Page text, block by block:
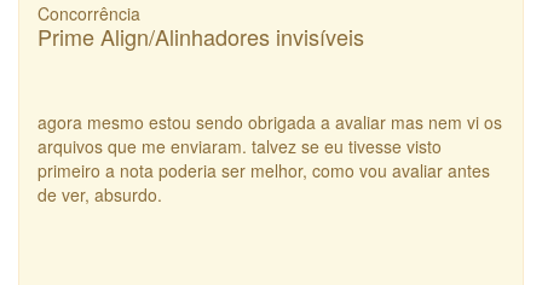
Concorrência
Prime Align/Alinhadores invisíveis
agora mesmo estou sendo obrigada a avaliar mas nem vi os
arquivos que me enviaram. talvez se eu tivesse visto
primeiro a nota poderia ser melhor, como vou avaliar antes
de ver, absurdo.